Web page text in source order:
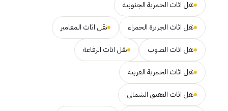
نقل اثاث الحمرية الجنوبية
نقل اثاث الجزيرة الحمراء نقل اثاث المعامير
نقل اثاث الصوب نقل اثاث الرفاعة
نقل اثاث الحمرية الغربية
نقل اثاث العقيق الشمالي